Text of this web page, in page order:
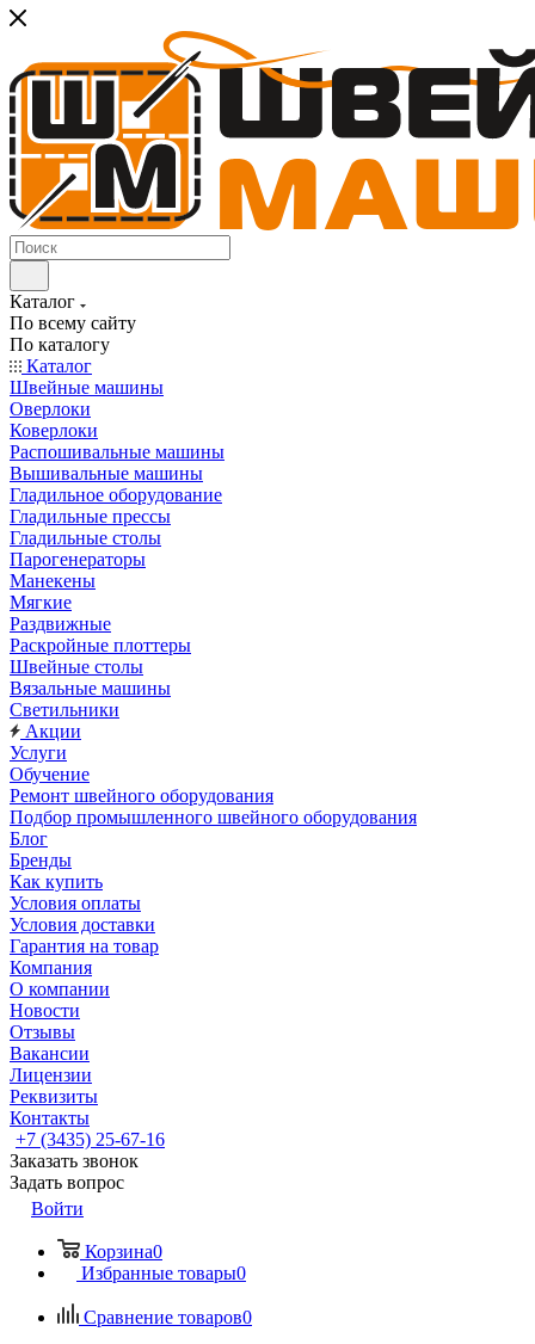
Каталог
По всему сайту
По каталогу
Каталог
Швейные машины
Оверлоки
Коверлоки
Распошивальные машины
Вышивальные машины
Гладильное оборудование
Гладильные прессы
Гладильные столы
Парогенераторы
Манекены
Мягкие
Раздвижные
Раскройные плоттеры
Швейные столы
Вязальные машины
Светильники
Акции
Услуги
Обучение
Ремонт швейного оборудования
Подбор промышленного швейного оборудования
Блог
Бренды
Как купить
Условия оплаты
Условия доставки
Гарантия на товар
Компания
О компании
Новости
Отзывы
Вакансии
Лицензии
Реквизиты
Контакты
+7 (3435) 25-67-16
Заказать звонок
Задать вопрос
Войти
Корзина0
Избранные товары0
Сравнение товаров0